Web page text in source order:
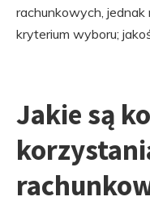
rachunkowych,
kryterium wyboru;
Jakie są